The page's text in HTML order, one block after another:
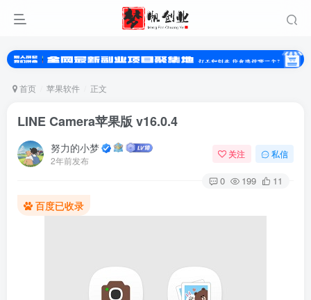
首页 苹果软件 正文
LINE Camera苹果版 v16.0.4
努力的小梦
2年前发布
关注 私信
0 199 11
百度已收录
用户名或邮箱